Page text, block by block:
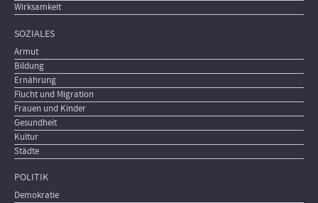
Wirksamkeit
SOZIALES
Armut
Bildung
Ernährung
Flucht und Migration
Frauen und Kinder
Gesundheit
Kultur
Städte
POLITIK
Demokratie